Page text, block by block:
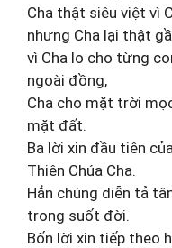
Cha thật siêu việt vì
nhưng Cha lại thật
vì Cha lo cho từng
ngoài đồng,
Cha cho mặt trời
mặt đất.
Ba lời xin đầu tiên
Thiên Chúa Cha.
Hẳn chúng diễn tả
trong suốt đời.
Bốn lời xin tiếp theo